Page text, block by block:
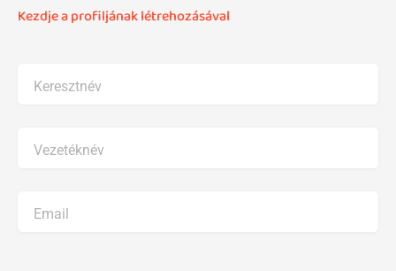
Kezdje a profiljának létrehozásával
Keresztnév
Vezetéknév
Email